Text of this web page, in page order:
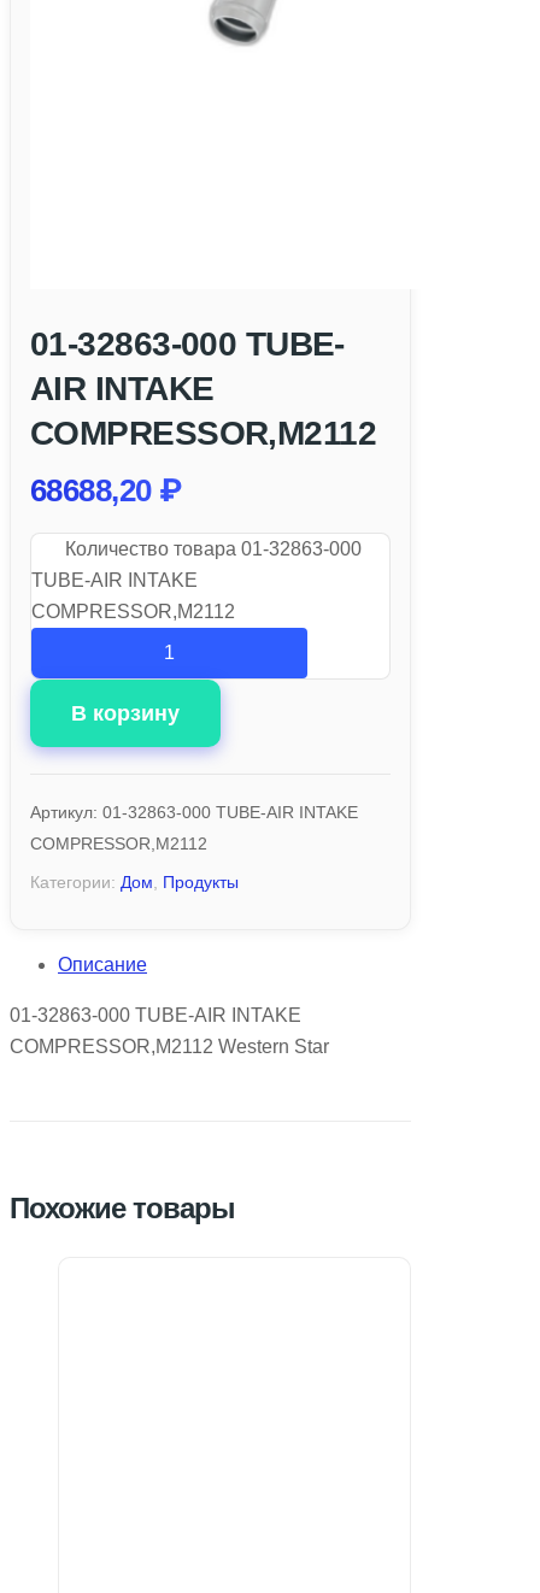
01-32863-000 TUBE-
AIR INTAKE
COMPRESSOR,M2112
68688,20 ₽
Количество товара 01-32863-000
TUBE-AIR INTAKE
COMPRESSOR,M2112
В корзину
Артикул: 01-32863-000 TUBE-AIR INTAKE
COMPRESSOR,M2112
Категории: Дом Продукты
Описание
01-32863-000 TUBE-AIR INTAKE
COMPRESSOR,M2112 Western Star
Похожие товары